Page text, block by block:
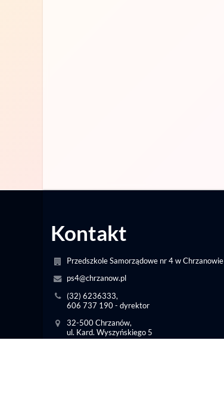
Kontakt
Przedszkole Samorządowe nr 4 w Chrzanowie
ps4@chrzanow.pl
(32) 6236333,
606 737 190 - dyrektor
32-500 Chrzanów,
ul. Kard. Wyszyńskiego 5
Poland